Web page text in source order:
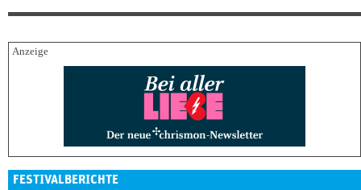
FESTIVALBERICHTE